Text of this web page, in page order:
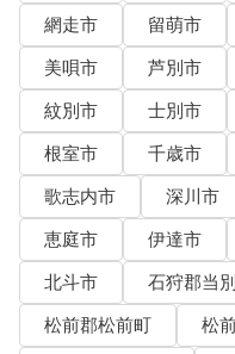
網走市
留萌市
美唄市
芦別市
紋別市
士別市
根室市
千歳市
歌志内市
深川市
恵庭市
伊達市
北斗市
石狩郡当
松前郡松前町
松